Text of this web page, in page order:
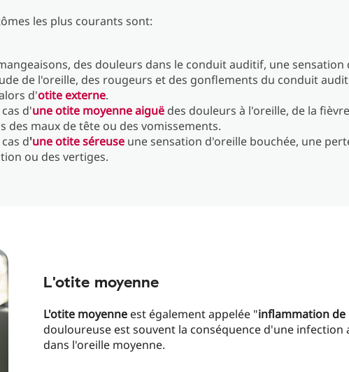
les plus courants sont:
des douleurs dans le conduit auditif, une sensation
de l'oreille, des rougeurs et des gonflements du conduit
d'otite externe.
d'une otite moyenne aiguë des douleurs à l'oreille, de la
des maux de tête ou des vomissements.
d'une otite séreuse une sensation d'oreille bouchée, une
ou des vertiges.
L'otite moyenne
L'otite moyenneest également appelée "inflammation de
douloureuse est souvent la conséquence d'une
dans l'oreille moyenne.